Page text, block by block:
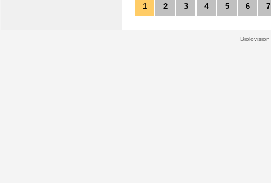
1 2 3 4 5 6 7
Biolovision